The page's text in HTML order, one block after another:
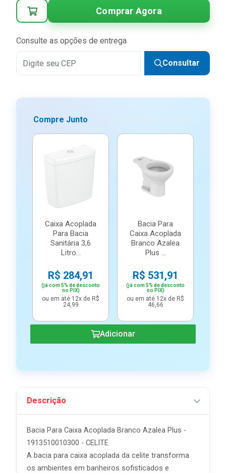
Comprar Agora
Consulte as opções de entrega
Consultar
Compre Junto
Caixa Acoplada
Para Bacia
Sanitária 3,6
Litro...
R$ 284,91
(já com 5% de desconto
no PIX)
ou em até 12x de R$
24,99
Bacia Para
Caixa Acoplada
Branco Azalea
Plus ...
R$ 531,91
(já com 5% de desconto
no PIX)
ou em até 12x de R$
46,66
Adicionar
Descrição
Bacia Para Caixa Acoplada Branco Azalea Plus -
1913510010300 - CELITE
A bacia para caixa acoplada da celite transforma
os ambientes em banheiros sofisticados e